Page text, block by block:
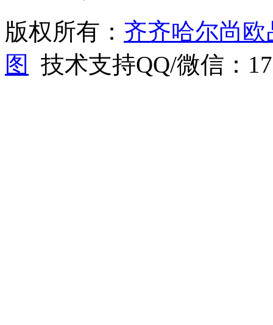
版权所有： 齐齐哈尔尚
图
技术支持QQ/微信：